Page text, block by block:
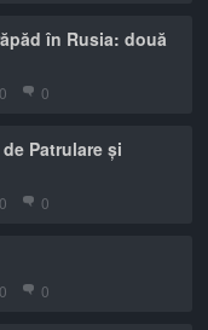
în Rusia: două
0 0
Patrulare și
0 0
0 0